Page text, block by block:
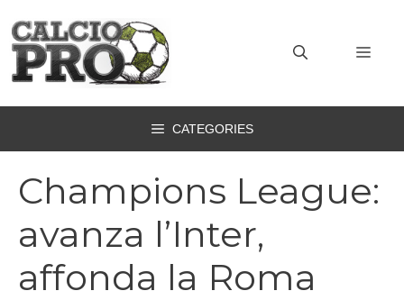
contenuto
CATEGORIES
Champions League:
avanza l’Inter,
affonda la Roma